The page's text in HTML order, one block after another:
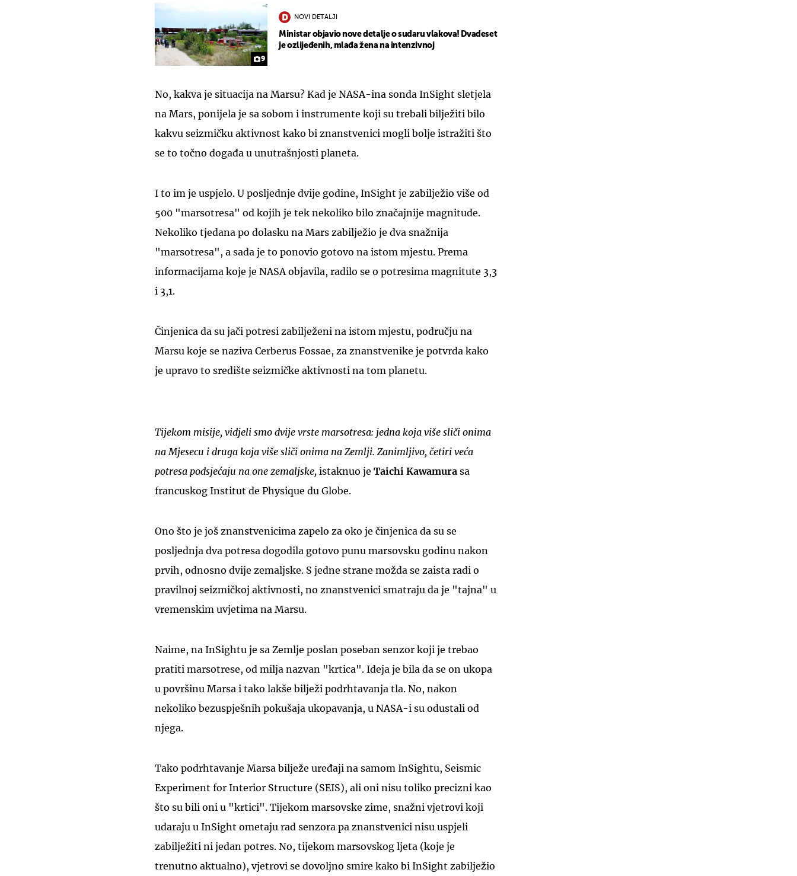
9
NOVI DETALJI
Ministar objavio nove detalje o sudaru vlakova! Dvadeset
je ozlijeđenih, mlađa žena na intenzivnoj
No, kakva je situacija na Marsu? Kad je NASA-ina sonda InSight sletjela
na Mars, ponijela je sa sobom i instrumente koji su trebali bilježiti bilo
kakvu seizmičku aktivnost kako bi znanstvenici mogli bolje istražiti što
se to točno događa u unutrašnjosti planeta.
I to im je uspjelo. U posljednje dvije godine, InSight je zabilježio više od
500 "marsotresa" od kojih je tek nekoliko bilo značajnije magnitude.
Nekoliko tjedana po dolasku na Mars zabilježio je dva snažnija
"marsotresa", a sada je to ponovio gotovo na istom mjestu. Prema
informacijama koje je NASA objavila, radilo se o potresima magnitute 3,3
i 3,1.
Činjenica da su jači potresi zabilježeni na istom mjestu, području na
Marsu koje se naziva Cerberus Fossae, za znanstvenike je potvrda kako
je upravo to središte seizmičke aktivnosti na tom planetu.
Tijekom misije, vidjeli smo dvije vrste marsotresa: jedna koja više sliči onima
na Mjesecu i druga koja više sliči onima na Zemlji. Zanimljivo, četiri veća
potresa podsjećaju na one zemaljske, istaknuo je Taichi Kawamura sa
francuskog Institut de Physique du Globe.
Ono što je još znanstvenicima zapelo za oko je činjenica da su se
posljednja dva potresa dogodila gotovo punu marsovsku godinu nakon
prvih, odnosno dvije zemaljske. S jedne strane možda se zaista radi o
pravilnoj seizmičkoj aktivnosti, no znanstvenici smatraju da je "tajna" u
vremenskim uvjetima na Marsu.
Naime, na InSightu je sa Zemlje poslan poseban senzor koji je trebao
pratiti marsotrese, od milja nazvan "krtica". Ideja je bila da se on ukopa
u površinu Marsa i tako lakše bilježi podrhtavanja tla. No, nakon
nekoliko bezuspješnih pokušaja ukopavanja, u NASA-i su odustali od
njega.
Tako podrhtavanje Marsa bilježe uređaji na samom InSightu, Seismic
Experiment for Interior Structure (SEIS), ali oni nisu toliko precizni kao
što su bili oni u "krtici". Tijekom marsovske zime, snažni vjetrovi koji
udaraju u InSight ometaju rad senzora pa znanstvenici nisu uspjeli
zabilježiti ni jedan potres. No, tijekom marsovskog ljeta (koje je
trenutno aktualno), vjetrovi se dovoljno smire kako bi InSight zabilježio